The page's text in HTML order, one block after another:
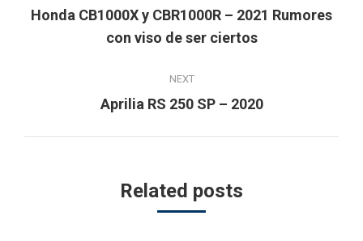
navigation
Previous
post:
Honda CB1000X y CBR1000R – 2021 Rumores
con viso de ser ciertos
NEXT
Next
Aprilia RS 250 SP – 2020
Related posts